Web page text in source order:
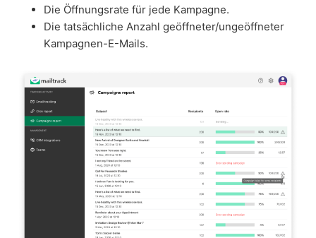
Die Öffnungsrate für jede Kampagne.
Die tatsächliche Anzahl geöffneter/ungeöffneter
Kampagnen-E-Mails.